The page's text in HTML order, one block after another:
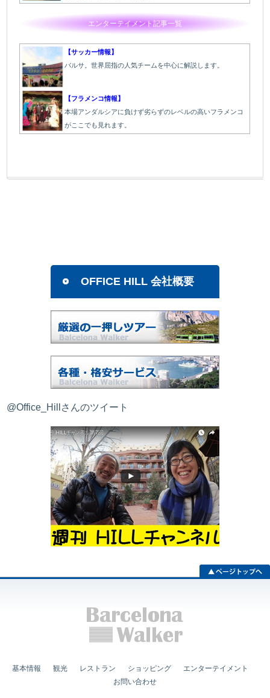
エンターテイメント記事一覧
【サッカー情報】
バルサ。世界屈指の人気チームを中心に解説します。
【フラメンコ情報】
本場アンダルシアに負けず劣らずのレベルの高いフラメンコ
がここでも見れます。
OFFICE HILL 会社概要
@Office_Hillさんのツイート
基本情報 観光 レストラン ショッピング
エンターテイメント
お問い合わせ